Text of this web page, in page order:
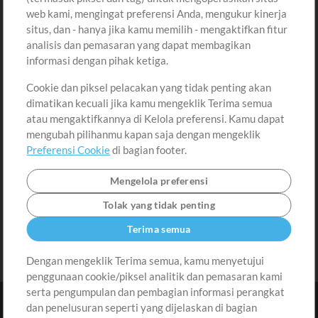
Beli Kredit
Konten Gratis
Permintaan Lagu
Lain-lain
Sesi
Kirimkan musik kamu
Playlist
MT Conference
Masuk
Daftar
Lihat Keranjang
web kami, mengingat preferensi Anda, mengukur kinerja
situs, dan - hanya jika kamu memilih - mengaktifkan fitur
analisis dan pemasaran yang dapat membagikan
informasi dengan pihak ketiga.
Cookie dan piksel pelacakan yang tidak penting akan
dimatikan kecuali jika kamu mengeklik Terima semua
atau mengaktifkannya di Kelola preferensi. Kamu dapat
mengubah pilihanmu kapan saja dengan mengeklik
Preferensi Cookiedi bagian footer.
Mengelola preferensi
Tolak yang tidak penting
Terima semua
Dengan mengeklik Terima semua, kamu menyetujui
penggunaan cookie/piksel analitik dan pemasaran kami
serta pengumpulan dan pembagian informasi perangkat
dan penelusuran seperti yang dijelaskan di bagian